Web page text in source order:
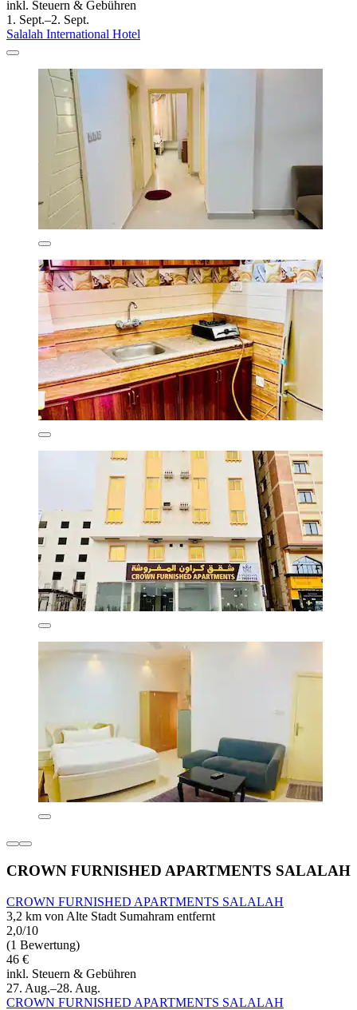
inkl. Steuern & Gebühren
1. Sept.–2. Sept.
Salalah International Hotel
CROWN FURNISHED APARTMENTS SALALAH
CROWN FURNISHED APARTMENTS SALALAH
3,2 km von Alte Stadt Sumahram entfernt
2,0/10
(1 Bewertung)
46 €
inkl. Steuern & Gebühren
27. Aug.–28. Aug.
CROWN FURNISHED APARTMENTS SALALAH